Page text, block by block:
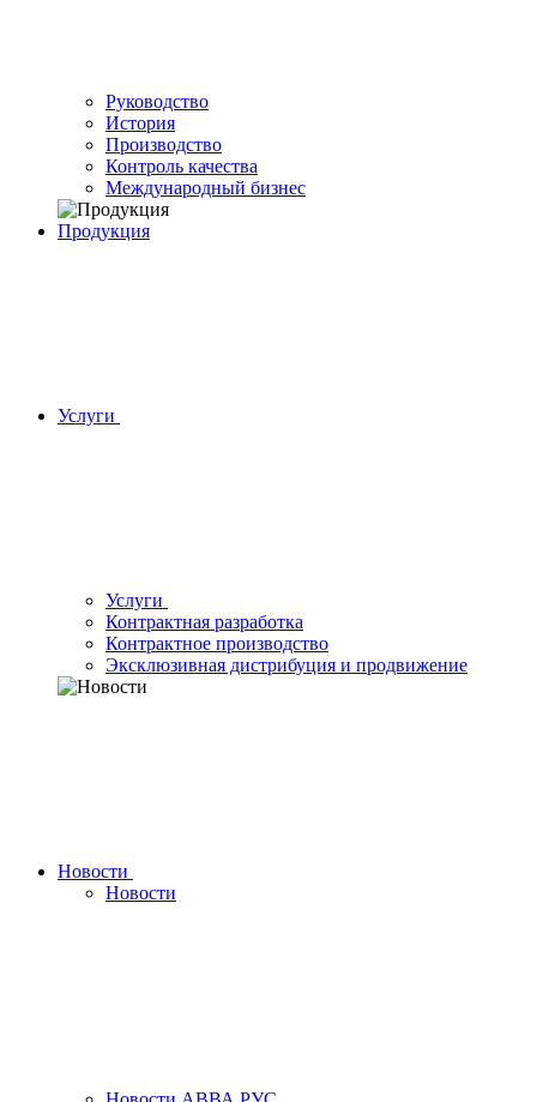
Руководство
История
Производство
Контроль качества
Международный бизнес
Продукция
Услуги
Услуги
Контрактная разработка
Контрактное производство
Эксклюзивная дистрибуция и продвижение
Новости
Новости